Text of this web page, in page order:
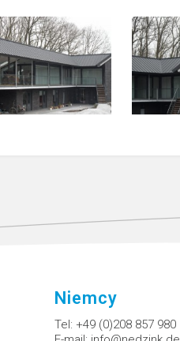
Niemcy
Tel: +49 (0)208 857 980